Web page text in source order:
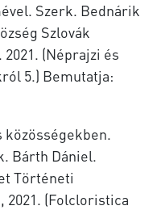
Szerk. Bednárik
Szlovák
(Néprajzi és
5.) Bemutatja:
közösségekben.
Bárth Dániel.
Történeti
(Folcloristica